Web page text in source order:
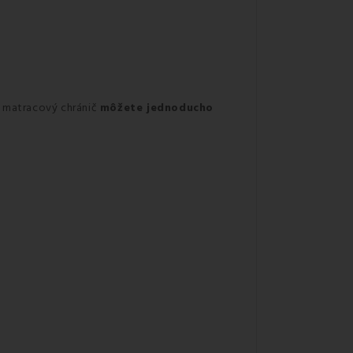
chránič môžete jednoducho